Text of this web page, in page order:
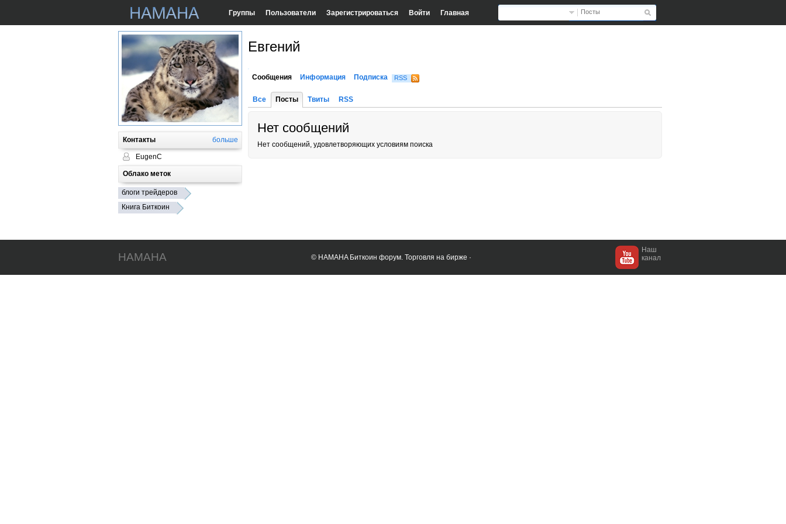
Посты
Группы Пользователи Зарегистрироваться Войти Главная
Контакты больше
EugenC
Облако меток
блоги трейдеров
Книга Биткоин
Евгений
Сообщения Информация Подписка RSS
Все Посты Твиты RSS
Нет сообщений
Нет сообщений, удовлетворяющих условиям поиска
HAMAHA © HAMAHA Биткоин форум. Торговля на бирже ·
Наш
канал